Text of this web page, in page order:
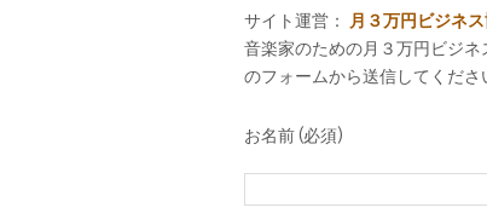
サイト運営：
月３万円ビジネ
音楽家のための月３万円ビジ
のフォームから送信してくださ
お名前 (必須)